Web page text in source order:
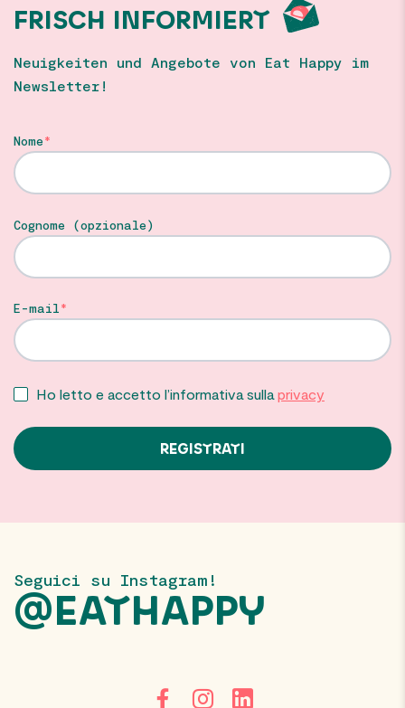
FRISCH INFORMIERT
Neuigkeiten und Angebote von Eat Happy im
Newsletter!
Nome
Cognome (opzionale)
E-mail
Ho letto e accetto l’informativa sulla privacy
Seguici su Instagram!
@EATHAPPY